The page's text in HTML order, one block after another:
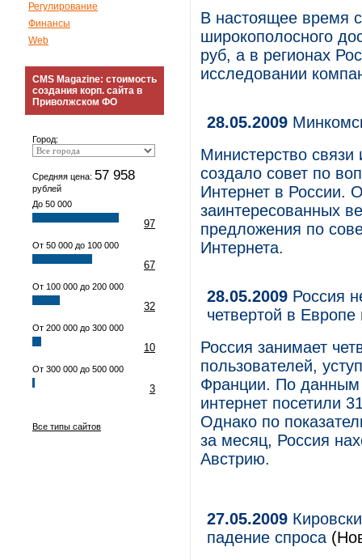
Регулирование
Финансы
Web
CMS Magazine: стоимость
создания корп. сайта в
Приволжском ФО
Город:
Средняя цена: 57 958
рублей
До 50 000
97
От 50 000 до 100 000
67
От 100 000 до 200 000
32
От 200 000 до 300 000
10
От 300 000 до 500 000
3
Все типы сайтов
В настоящее время
широкополосного
руб, а в регионах
исследовании
28.05.2009
Министерство
создало совет по
Интернет в России.
заинтересованных
предложения по
Интернета.
28.05.2009 Россия
четвертой в Европе
Россия занимает
пользователей,
Франции. По данным
интернет посетили
Однако по
за месяц, Россия
Австрию.
27.05.2009
падение спроса